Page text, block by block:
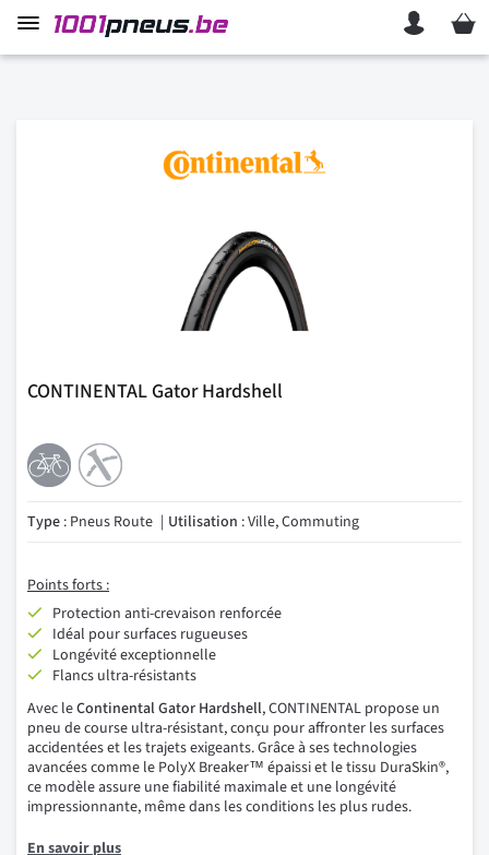
Mon
CONTINENTAL Gator Hardshell
Type : Pneus Route Utilisation : Ville, Commuting
Points forts :
Protection anti-crevaison renforcée
Idéal pour surfaces rugueuses
Longévité exceptionnelle
Flancs ultra-résistants
Avec leContinental Gator Hardshell, CONTINENTAL propose un
pneu de course ultra-résistant, conçu pour affronter les surfaces
accidentées et les trajets exigeants. Grâce à ses technologies
avancées comme le PolyX Breaker™ épaissi et le tissu DuraSkin®,
ce modèle assure une fiabilité maximale et une longévité
impressionnante, même dans les conditions les plus rudes.
En savoir plus